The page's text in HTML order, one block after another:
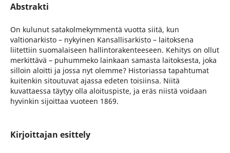
Abstrakti
On kulunut satakolmekymmentä vuotta siitä, kun
valtionarkisto – nykyinen Kansallisarkisto – laitoksena
liitettiin suomalaiseen hallintorakenteeseen. Kehitys on ollut
merkittävä – puhummeko lainkaan samasta laitoksesta, joka
silloin aloitti ja jossa nyt olemme? Historiassa tapahtumat
kuitenkin sitoutuvat ajassa edeten toisiinsa. Niitä
kuvattaessa täytyy olla aloituspiste, ja eräs niistä voidaan
hyvinkin sijoittaa vuoteen 1869.
Kirjoittajan esittely